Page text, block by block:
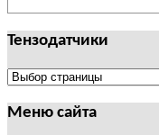
И
ТЕРМИНАЛЫ
МАССА-
Тензодатчики
Тензодатчики
Меню сайта